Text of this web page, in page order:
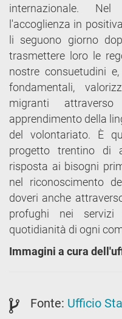
internazionale.
l'accoglienza in
li seguono giorno
trasmettere loro le
nostre consuetudini
fondamentali,
migranti
apprendimento della
del volontariato. È
progetto trentino di
risposta ai bisogni
nel riconoscimento
doveri anche
profughi nei
quotidianità di ogni
Immagini a cura
Fonte: Ufficio